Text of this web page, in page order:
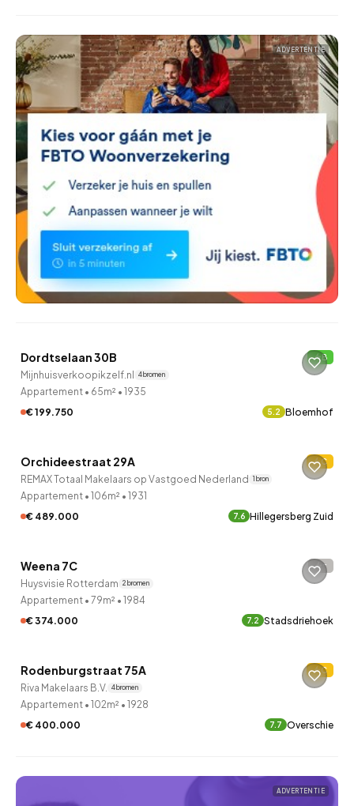
ADVERTENTIE
43 minuten geleden ontdekt
Dordtselaan 30B B
Mijnhuisverkoopikzelf.nl 4 bronnen
Appartement • 65m² • 1935
€ 199.750
5.2 Bloemhof
1 uur geleden ontdekt
Orchideestraat 29A C
REMAX Totaal Makelaars op Vastgoed Nederland 1 bron
Appartement • 106m² • 1931
€ 489.000
7.6 Hillegersberg Zuid
1 uur geleden ontdekt
Weena 7C -
Huysvisie Rotterdam 2 bronnen
Appartement • 79m² • 1984
€ 374.000
7.2 Stadsdriehoek
34 minuten geleden ontdekt
Rodenburgstraat 75A C
Riva Makelaars B.V. 4 bronnen
Appartement • 102m² • 1928
€ 400.000
7.7 Overschie
ADVERTENTIE